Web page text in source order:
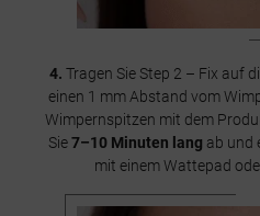
4. Tragen Sie Step 2 – Fix auf
einen 1 mm Abstand vom
Wimpernspitzen mit dem
Sie7–10 Minuten lang ab und
mit einem Wattepad